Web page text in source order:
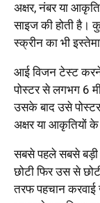
अक्षर, नंबर या
साइज की होती है।
स्क्रीन का भी
आई विजन टेस्ट
पोस्टर से लगभग 6
उसके बाद उसे
अक्षर या आकृतियों के
सबसे पहले सबसे बड़ी
छोटी फिर उस से
तरफ पहचान